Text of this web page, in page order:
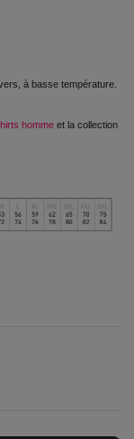
à basse température.
homme et la collection